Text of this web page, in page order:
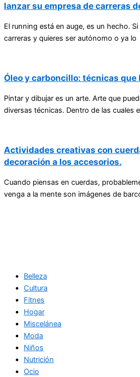
lanzar su empresa de carreras
El running está en auge, es un hecho.
carreras y quieres ser autónomo o ya lo
Óleo y carboncillo: técnicas que
Pintar y dibujar es un arte. Arte que
diversas técnicas. Dentro de las cuales
Actividades creativas con
decoración a los accesorios.
Cuando piensas en cuerdas,
venga a la mente son imágenes de
Belleza
Cultura
Fitnes
Hogar
Miscelánea
Moda
Niños
Nutrición
Ocio